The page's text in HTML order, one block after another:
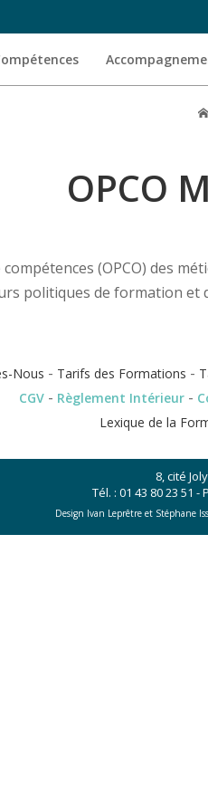
OPCO
compétences (OPCO) des
politiques de formation et
Nous - Tarifs des Formations -
CGV - Règlement Intérieur -
Lexique de la
8, cité
Tél. : 01 43 80 23 51 -
Design Ivan Leprêtre et Stéphane